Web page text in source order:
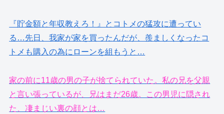
『貯金額と年収教えろ！』とコトメの猛攻に遭ってい
る…先日、我家が家を買ったんだが、羨ましくなったコ
トメも購入の為にローンを組もうと…
家の前に11歳の男の子が捨てられていた。私の兄を父親
と言い張っているが、兄はまだ26歳。この男児に隠され
た、凄まじい裏の顔とは…